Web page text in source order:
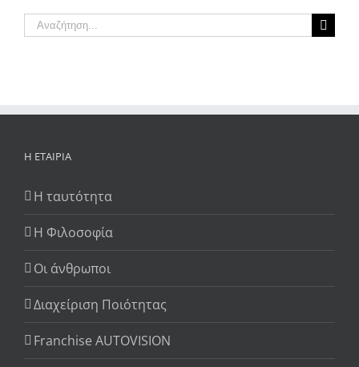
Αναζήτηση
για:
Η ΕΤΑΙΡΊΑ
Η ταυτότητα
Η Φιλοσοφία
Οι άνθρωποι
Διαχείριση Ποιότητας
Franchise AUTOVISION